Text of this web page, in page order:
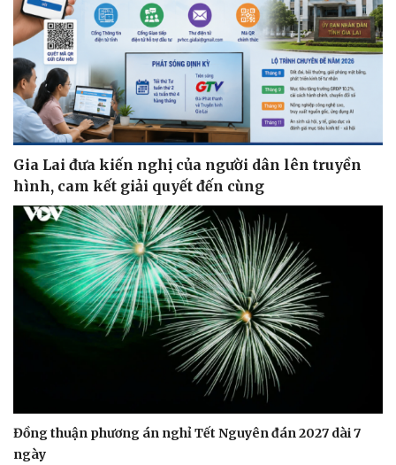
Gia Lai đưa kiến nghị của người dân lên truyền
hình, cam kết giải quyết đến cùng
Đồng thuận phương án nghỉ Tết Nguyên đán 2027 dài 7
ngày